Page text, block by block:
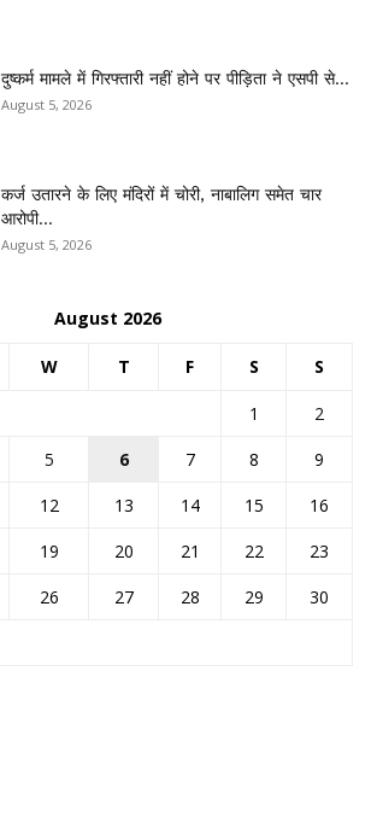
दुष्कर्म मामले में गिरफ्तारी नहीं होने पर पीड़िता ने एसपी से...
August 5, 2026
कर्ज उतारने के लिए मंदिरों में चोरी, नाबालिग समेत चार
आरोपी...
August 5, 2026
August 2026
W T F S S
1
2
5 6 7 8
9
12 13 14 15
16
19 20 21 22
23
26 27 28 29
30